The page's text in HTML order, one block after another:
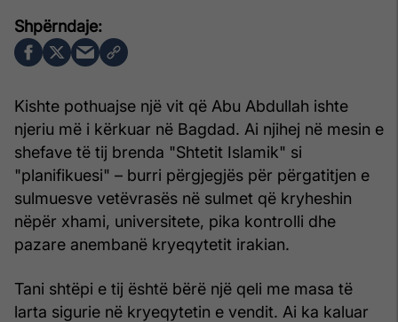
Kishte pothuajse një vit që Abu Abdullah ishte
njeriu më i kërkuar në Bagdad. Ai njihej në mesin e
shefave të tij brenda "Shtetit Islamik" si
"planifikuesi" – burri përgjegjës për përgatitjen e
sulmuesve vetëvrasës në sulmet që kryheshin
nëpër xhami, universitete, pika kontrolli dhe
pazare anembanë kryeqytetit irakian.
Tani shtëpi e tij është bërë një qeli me masa të
larta sigurie në kryeqytetin e vendit. Ai ka kaluar